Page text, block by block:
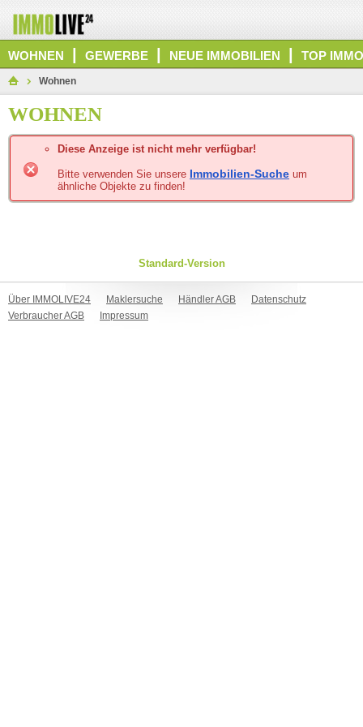
WOHNEN GEWERBE NEUE IMMOBILIEN TOP
Wohnen
WOHNEN
Diese Anzeige ist nicht mehr verfügbar!
Bitte verwenden Sie unsere Immobilien-Suche um
ähnliche Objekte zu finden!
Standard-Version
Über IMMOLIVE24 Maklersuche Händler AGB
Datenschutz
Verbraucher AGB
Impressum